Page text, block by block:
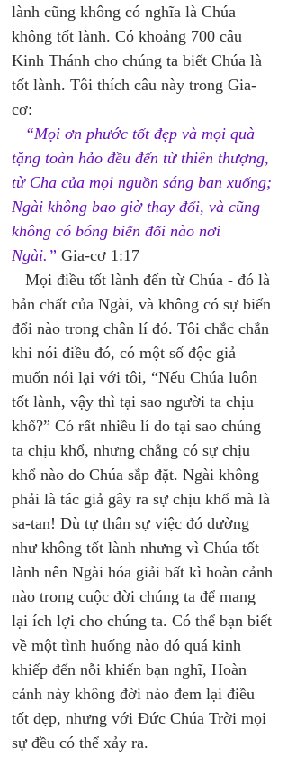
lành cũng không có nghĩa là Chúa
không tốt lành. Có khoảng 700 câu
Kinh Thánh cho chúng ta biết Chúa là
tốt lành. Tôi thích câu này trong Gia-
cơ:
“Mọi ơn phước tốt đẹp và mọi quà
tặng toàn hảo đều đến từ thiên thượng,
từ Cha của mọi nguồn sáng ban xuống;
Ngài không bao giờ thay đổi, và cũng
không có bóng biến đổi nào nơi
Ngài.” Gia-cơ 1:17
Mọi điều tốt lành đến từ Chúa - đó là
bản chất của Ngài, và không có sự biến
đổi nào trong chân lí đó. Tôi chắc chắn
khi nói điều đó, có một số độc giả
muốn nói lại với tôi, “Nếu Chúa luôn
tốt lành, vậy thì tại sao người ta chịu
khổ?” Có rất nhiều lí do tại sao chúng
ta chịu khổ, nhưng chẳng có sự chịu
khổ nào do Chúa sắp đặt. Ngài không
phải là tác giả gây ra sự chịu khổ mà là
sa-tan! Dù tự thân sự việc đó dường
như không tốt lành nhưng vì Chúa tốt
lành nên Ngài hóa giải bất kì hoàn cảnh
nào trong cuộc đời chúng ta để mang
lại ích lợi cho chúng ta. Có thể bạn biết
về một tình huống nào đó quá kinh
khiếp đến nỗi khiến bạn nghĩ, Hoàn
cảnh này không đời nào đem lại điều
tốt đẹp, nhưng với Đức Chúa Trời mọi
sự đều có thể xảy ra.